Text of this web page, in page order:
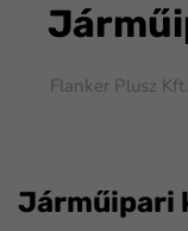
Flanker Plusz
Járműipari